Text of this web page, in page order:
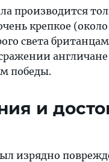
производится
крепкое
света
победы.
и
изрядно